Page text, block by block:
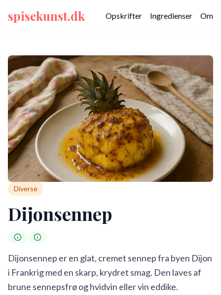
spisekunst.dk Opskrifter Ingredienser Om
Diverse
Dijonsennep
Dijonsennep er en glat, cremet sennep fra byen Dijon
i Frankrig med en skarp, krydret smag. Den laves af
brune sennepsfrø og hvidvin eller vin eddike.